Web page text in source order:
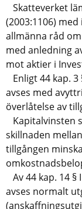
Skatteverket
(2003:1106)
allmänna råd
med anledning
mot aktier i
Enligt 44 kap. 3
avses med
överlåtelse av
Kapitalvinsten
skillnaden
tillgången
Av 44 kap. 14
avses normalt